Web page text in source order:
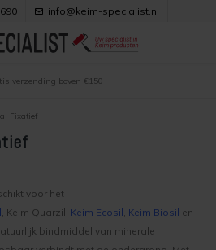
verf kopen
/ adviezen
/ kleuren
productuitleg
toepassingen
klantenservice
/ projecten
/ downloads
info@keim-specialist.nl
verzending boven €150
Fixatief
voor het
, Keim Quarzil, Keim Ecosil, Keim Biosil en
bindmiddel van minerale